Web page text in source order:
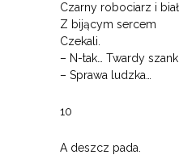
Czarny robociarz i
Z bijącym sercem
Czekali.
– N-tak… Twardy
– Sprawa ludzka…
10
A deszcz pada.